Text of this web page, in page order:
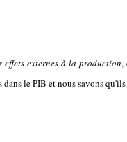
effets externes à la production,
dans le PIB et nous savons